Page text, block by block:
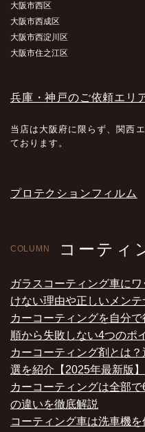
大阪市西区
大阪市西成区
大阪市西淀川区
大阪市住之江区
兵庫・神戸のご依頼エリ
当店は大阪府に限らず、関西
ております。
プロテクションフィルム
COLUMN コーティ
ガラスコーティング車に
けない理由や正しいメン
カーコーティングを自分
順から失敗しない4つのポ
カーコーティング剤とは
選を紹介【2025年最新版】
カーコーティングは全部
の違いを徹底解説
コーティング車は洗車機